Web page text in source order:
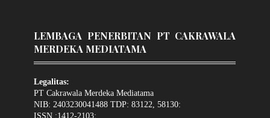
LEMBAGA PENERBITAN PT CAKRAWALA
MERDEKA MEDIATAMA
Legalitas:
PT Cakrawala Merdeka Mediatama
NIB: 2403230041488 TDP: 83122, 58130:
ISSN :1412-2103: